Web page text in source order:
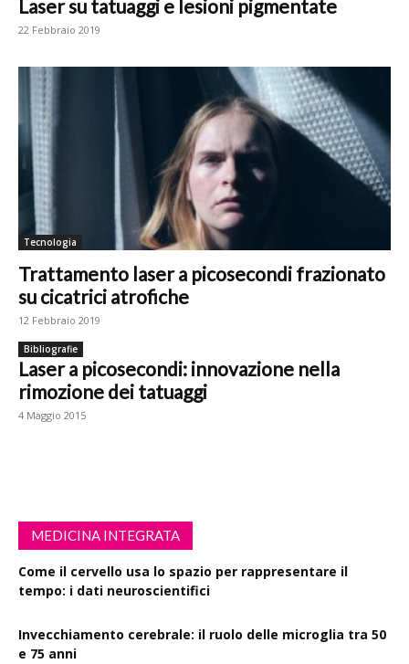
Laser su tatuaggi e lesioni pigmentate
22 Febbraio 2019
Tecnologia
Trattamento laser a picosecondi frazionato
su cicatrici atrofiche
12 Febbraio 2019
Bibliografie
Laser a picosecondi: innovazione nella
rimozione dei tatuaggi
4 Maggio 2015
MEDICINA INTEGRATA
Come il cervello usa lo spazio per rappresentare il
tempo: i dati neuroscientifici
Invecchiamento cerebrale: il ruolo delle microglia tra 50
e 75 anni